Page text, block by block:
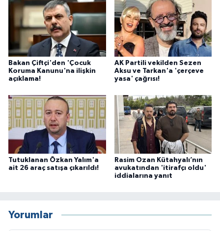
Bakan Çiftçi'den 'Çocuk
Koruma Kanunu'na ilişkin
açıklama!
AK Partili vekilden Sezen
Aksu ve Tarkan'a 'çerçeve
yasa' çağrısı!
Tutuklanan Özkan Yalım'a
ait 26 araç satışa çıkarıldı!
Rasim Ozan Kütahyalı’nın
avukatından 'itirafçı oldu'
iddialarına yanıt
Yorumlar